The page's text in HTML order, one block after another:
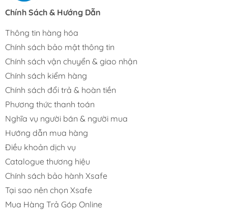
Chính Sách & Hướng Dẫn
Thông tin hàng hóa
Chính sách bảo mật thông tin
Chính sách vận chuyển & giao nhận
Chính sách kiểm hàng
Chính sách đổi trả & hoàn tiền
Phương thức thanh toán
Nghĩa vụ người bán & người mua
Hướng dẫn mua hàng
Điều khoản dịch vụ
Catalogue thương hiệu
Chính sách bảo hành Xsafe
Tại sao nên chọn Xsafe
Mua Hàng Trả Góp Online